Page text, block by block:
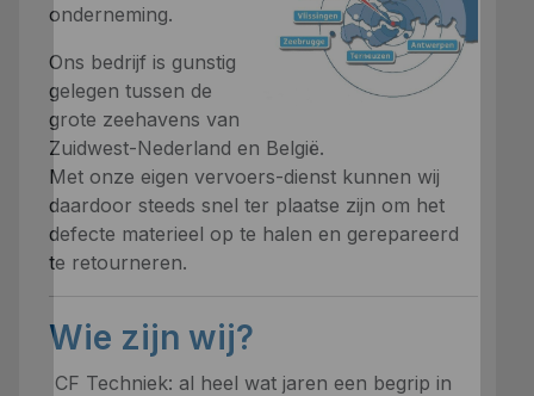
onderneming.
Ons bedrijf is gunstig
gelegen tussen de
grote zeehavens van
Zuidwest-Nederland en België.
Met onze eigen vervoers-dienst kunnen wij
daardoor steeds snel ter plaatse zijn om het
defecte materieel op te halen en gerepareerd
te retourneren.
Wie zijn wij?
CF Techniek: al heel wat jaren een begrip in